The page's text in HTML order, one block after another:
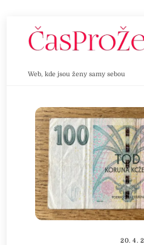
Web, kde jsou ženy samy sebou
20. 4.